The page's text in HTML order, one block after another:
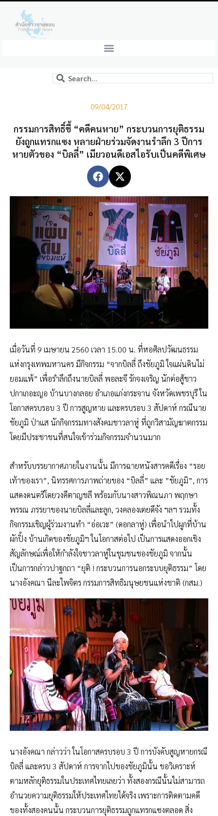
09/04/2017
กรรมการสิทธิ์ชี้ “คดีคนหาย” กระบวนการยุติธรรม
ยังถูกแทรกแซง หลายฝ่ายร่วมจัดงานรำลึก 3 ปีการ
หายตัวของ “บิลลี่” เมียวอนดีเอสไอรับเป็นคดีพิเศษ
เมื่อวันที่ 9 เมษายน 2560 เวลา 15.00 น. ที่หอศิลปวัฒนธรรม
แห่งกรุงเทพมหานคร มีกิจกรรม “จากบิลลี่ ถึงชัยภูมิ ใจแผ่นดินไม่
ยอมแพ้” เพื่อรำลึกถึงนายบิลลี่ พอละจี รักจงเจริญ นักต่อสู้ชาว
ปกาเกอะญอ บ้านบางกลอย อำเภอแก่งกระจาน จังหวัดเพชรบุรี ใน
โอกาสครบรอบ 3 ปี การสูญหาย และครบรอบ 3 สัปดาห์ กรณีนาย
ชัยภูมิ ป่าแส นักกิจกรรมทางสังคมชาวลาหู่ ที่ถูกวิสามัญฆาตกรรม
โดยมีประชาชนที่สนใจเข้าร่วมกิจกรรมจำนวนมาก
สำหรับบรรยากาศภายในงานนั้น มีการฉายหนังสารคดีเรื่อง “รอย
เท้าของเรา”, นิทรรศการภาพถ่ายของ “บิลลี่” และ ”ชัยภูมิ”, การ
แสดงดนตรีโดยวงคีตาญชลี พร้อมกับนางสาวพิณนภา พฤกษา
พรรณ ภรรยาของนายบิลลี่และลูก, วงคลองเตยดีจัง ฯลฯ รวมทั้ง
กิจกรรมเชิญผู้ร่วมงานทำ “อ่อเวะ” (ดอกลาหู่) เพื่อนำไปผูกที่บ้าน
ผักปิ้ง บ้านเกิดของชัยภูมิฯ ในโอกาสต่อไป เป็นการแสดงออกเชิง
สัญลักษณ์เพื่อให้กำลังใจชาวลาหู่ในชุมชนชองชัยภูมิ จากนั้น
เป็นการกล่าวปาฐกถา “ยุติ ! กระบวนการนอกระบบยุติธรรม” โดย
นางอังคณา นีละไพจิตร กรรมการสิทธิมนุษยชนแห่งชาติ (กสม.)
นางอังคณา กล่าวว่า ในโอกาสครบรอบ 3 ปี การบังคับสูญหายกรณี
บิลลี่ และครบ 3 สัปดาห์ การจากไปของชัยภูมินั้น ขอวิเคราะห์
ตามหลักยุติธรรมในประเทศไทยเลยว่า ทั้งสองกรณีนั้นไม่สามารถ
อำนวยความยุติธรรมให้ประเทศไทยได้จริง เพราะการติดตามคดี
ของทั้งสองคนนั้น กระบวนการยุติธรรมถูกแทรกแซงตลอด สิ่ง